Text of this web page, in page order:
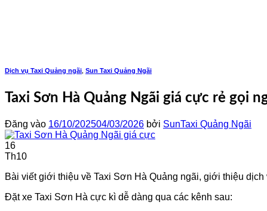
Dịch vụ Taxi Quảng ngãi Sun Taxi Quảng Ngãi
Taxi Sơn Hà Quảng Ngãi giá cực rẻ gọi
Đăng vào 16/10/202504/03/2026 bởi SunTaxi Quảng Ngãi
16
Th10
Bài viết giới thiệu về Taxi Sơn Hà Quảng ngãi, giới thiệu
Đặt xe Taxi Sơn Hà cực kì dễ dàng qua các kênh sau: